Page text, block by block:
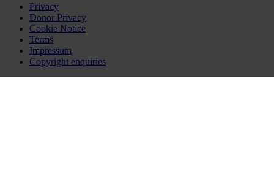
Privacy
Donor Privacy
Cookie Notice
Terms
Impressum
Copyright enquiries